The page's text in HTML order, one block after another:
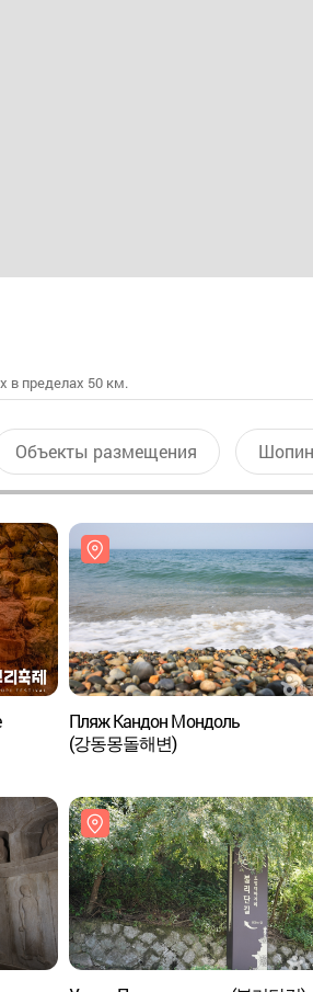
в пределах 50 км.
Объекты размещения
Пляж Кандон Мондоль
(강동몽돌해변)